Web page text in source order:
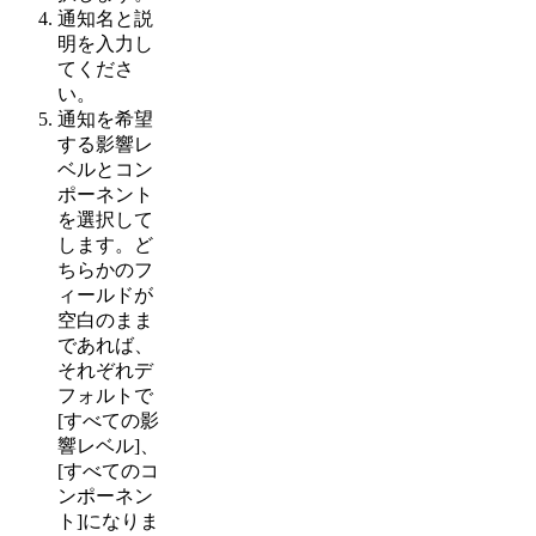
通知名と説
明を入力し
てくださ
い。
通知を希望
する影響レ
ベルとコン
ポーネント
を選択して
します。ど
ちらかのフ
ィールドが
空白のまま
であれば、
それぞれデ
フォルトで
[すべての影
響レベル]、
[すべてのコ
ンポーネン
ト]になりま